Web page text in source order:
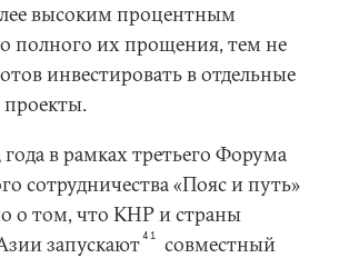
высоким процентным
полного их прощения, тем не
инвестировать в отдельные
проекты.
в рамках третьего Форума
сотрудничества «Пояс и путь»
о том, что КНР и страны
запускают41
совместный